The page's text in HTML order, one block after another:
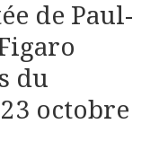
de Paul-
du
octobre